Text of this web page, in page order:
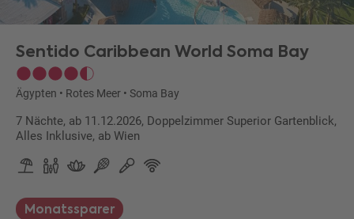
Sentido Caribbean World Soma Bay
Ägypten • Rotes Meer • Soma Bay
7 Nächte, ab 11.12.2026, Doppelzimmer Superior Gartenblick,
Alles Inklusive, ab Wien
Monatssparer